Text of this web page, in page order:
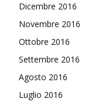
Dicembre 2016
Novembre 2016
Ottobre 2016
Settembre 2016
Agosto 2016
Luglio 2016